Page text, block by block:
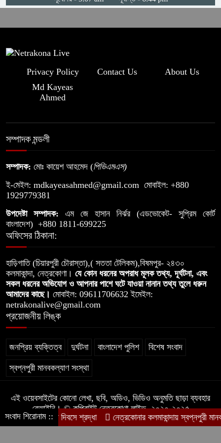
মগড়া নদীর বুকফাটা চিৎকার, আমি বাঁচতে
Privacy Policy Contact Us
About Us
Md Kayeas
Ahmed
সম্পাদক মন্ডলী
সম্পাদক: মোঃ কায়েশ আহমেদ (পিভিএমএস)
ই-মেইল: mdkayeasahmed@gmail.com মোবাইল: +880
1929779381
উপদেষ্টা সম্পাদক: এম জে হাসান নির্ঝর (এডভোকেট- সুপ্রিম কোর্ট
বাংলাদেশ) +880 1811-699225
অফিসের ঠিকানা:
হাড়িগাতি (চিয়ারপুরী চৌরাস্তা),( সততা টেলিকম),বিষমপুর- ২৪৩০
কলমাকান্দা, নেত্রকোণা। যে কোন ধরনের অপরাধ মূলক তথ্য, দূর্ঘটনা, এবং
সকল ধরনের অভিযোগ ও আপনার পাশে ঘটে যাওয়া নানান তথ্য তুলে ধরুন
আমাদের কাছে। মোবাইল: 09611706632 ইমেইল:
netrakonalive@gmail.com
প্রয়োজনীয় লিঙ্ক
জনপ্রিয় ব্যক্তিত্ব দুর্ঘটনা বাংলাদেশ পুলিশ বিশেষ সংবাদ
স্বপ্নপুরী মানবকল্যাণ সংস্থা
এই ওয়েবসাইটের কোনো লেখা, ছবি, অডিও, ভিডিও অনুমতি ছাড়া ব্যবহার
বেআইনি। © কপিরাইট নেত্রকোণা লাইভ, ২০২০-২০২৫
ডিজাইন ও কারিগরি সহযোগিতায়:Jp Host BD
সংবাদ শিরোনাম ::
নাজিরপুর যুদ্ধ দিবসে শ্রদ্ধা নেত্রকোনার কলমাকান্দায় স্বপ্নপুরী